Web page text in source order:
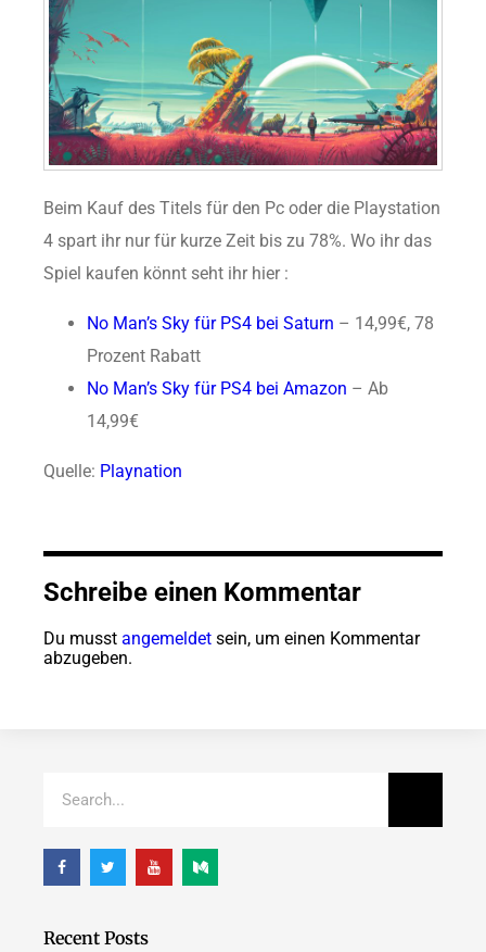
Beim Kauf des Titels für den Pc oder die Playstation
4 spart ihr nur für kurze Zeit bis zu 78%. Wo ihr das
Spiel kaufen könnt seht ihr hier :
No Man’s Sky für PS4 bei Saturn – 14,99€, 78
Prozent Rabatt
No Man’s Sky für PS4 bei Amazon – Ab
14,99€
Quelle: Playnation
Schreibe einen Kommentar
Du musst angemeldet sein, um einen Kommentar
abzugeben.
Recent Posts